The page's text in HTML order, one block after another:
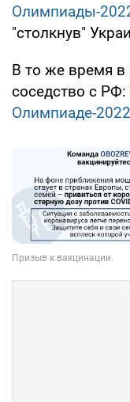
Олимпиады-
"столкнув"
В то же время
соседство с РФ:
Олимпиаде-